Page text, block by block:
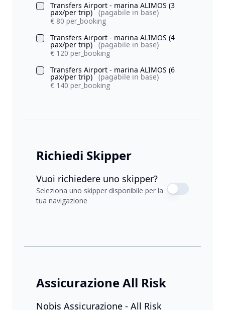
Transfers Airport - marina ALIMOS (3
pax/per trip) (pagabile in base)
€ 80 per_booking
Transfers Airport - marina ALIMOS (4
pax/per trip) (pagabile in base)
€ 120 per_booking
Transfers Airport - marina ALIMOS (6
pax/per trip) (pagabile in base)
€ 140 per_booking
Richiedi Skipper
Vuoi richiedere uno skipper?
Seleziona uno skipper disponibile per la
tua navigazione
Assicurazione All Risk
Nobis Assicurazione - All Risk